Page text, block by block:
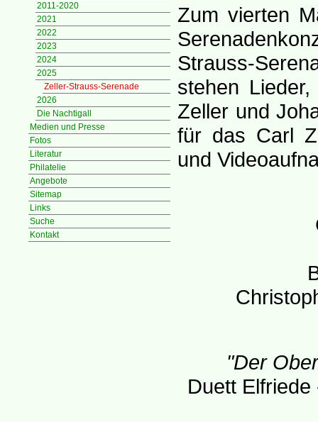
2011-2020
2021
2022
2023
2024
2025
Zeller-Strauss-Serenade
2026
Die Nachtigall
Medien und Presse
Fotos
Literatur
Philatelie
Angebote
Sitemap
Links
Suche
Kontakt
Zum vierten
Strauss-
stehen
Zeller und
für das Carl
und
"Der
Duett